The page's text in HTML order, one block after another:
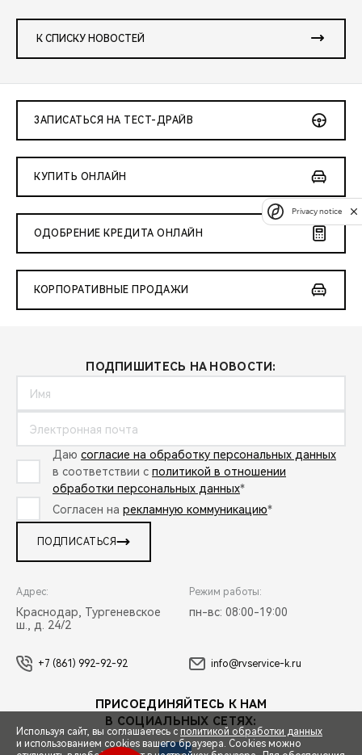
К СПИСКУ НОВОСТЕЙ
ЗАПИСАТЬСЯ НА ТЕСТ-ДРАЙВ
КУПИТЬ ОНЛАЙН
ОДОБРЕНИЕ КРЕДИТА ОНЛАЙН
КОРПОРАТИВНЫЕ ПРОДАЖИ
ПОДПИШИТЕСЬ НА НОВОСТИ:
Даю согласие на обработку персональных данных
в соответствии с политикой в отношении
обработки персональных данных*
Согласен на рекламную коммуникацию*
ПОДПИСАТЬСЯ
Адрес:
Краснодар, Тургеневское
ш., д. 24/2
Режим работы:
пн-вс: 08:00-19:00
+7 (861) 992-92-92 info@rvservice-k.ru
ПРИСОЕДИНЯЙТЕСЬ К НАМ
В СОЦИАЛЬНЫХ СЕТЯХ:
Используя сайт, вы соглашаетесь с политикой обработки данных
и использованием cookies вашего браузера. Cookies можно
Privacy notice